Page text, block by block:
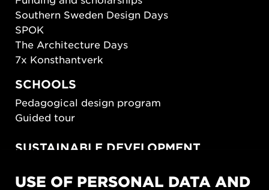
Southern Sweden Design Days
SPOK
The Architecture Days
7x Konsthantverk
SCHOOLS
Pedagogical design program
Guided tour
SUSTAINABLE DEVELOPMENT
SUSTAINORDIC
USE OF PERSONAL DATA AND